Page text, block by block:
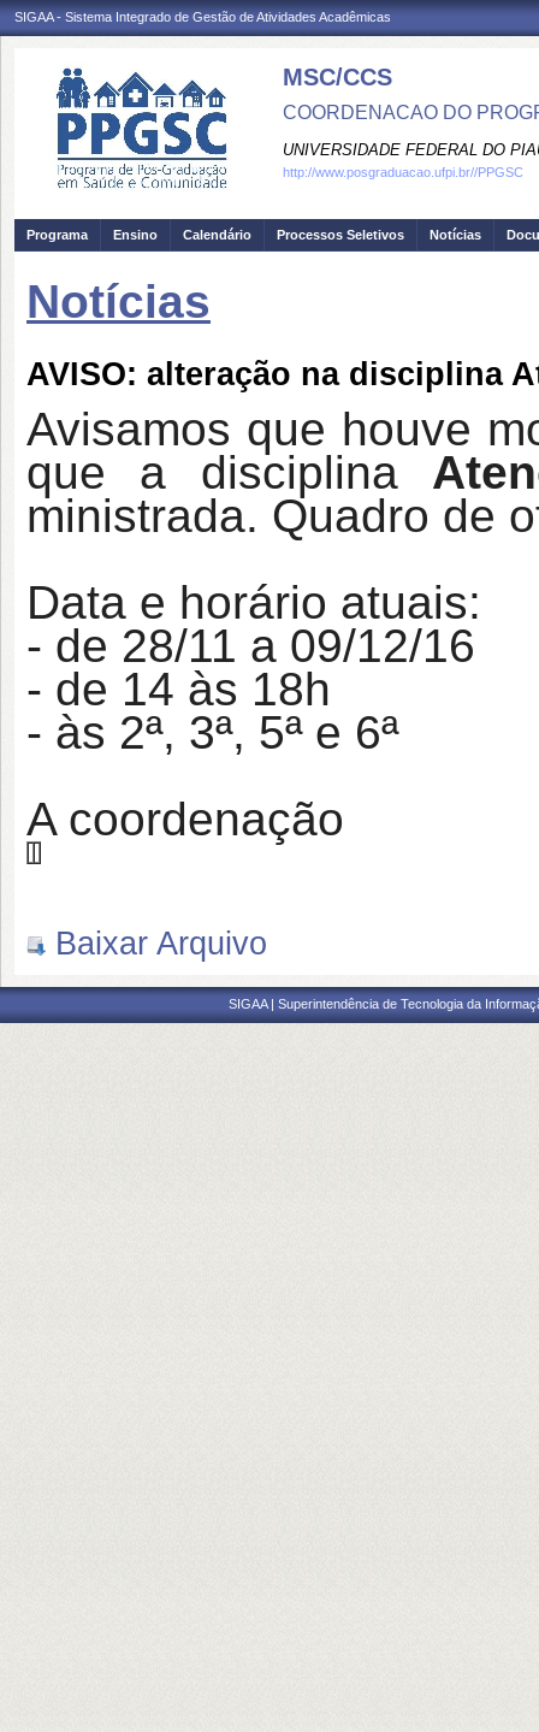
SIGAA - Sistema Integrado de Gestão de Atividades Acadêmicas
MSC/CCS
COORDENACAO DO
UNIVERSIDADE FEDERAL DO
http://www.posgraduacao.ufpi.br//PPGSC
Programa Ensino Calendário Processos Seletivos Notícias
Notícias
AVISO: alteração na disciplina
Avisamos que houve
que a disciplina
ministrada. Quadro de
Data e horário atuais:
- de 28/11 a 09/12/16
- de 14 às 18h
- às 2ª, 3ª, 5ª e 6ª
A coordenação
Baixar Arquivo
SIGAA | Superintendência de Tecnologia da